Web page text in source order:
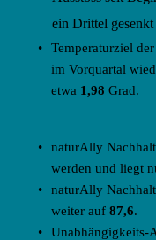
ein Drittel
Temperaturziel
im Vorquartal
etwa 1,98 Grad.
naturAlly
werden und liegt
naturAlly
weiter auf 87,6.
Unabhängigkeits-